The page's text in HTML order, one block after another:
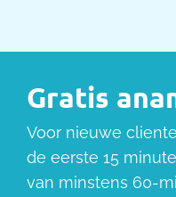
Gratis
Voor nieuwe
de eerste 15
van minstens 60-